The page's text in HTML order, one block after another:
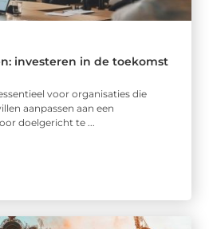
investeren in de toekomst
voor organisaties die
aanpassen aan een
doelgericht te ...